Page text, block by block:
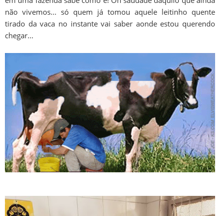
não vivemos... só quem já tomou aquele leitinho quente
tirado da vaca no instante vai saber aonde estou querendo
chegar...